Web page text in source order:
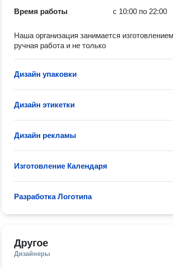
Время работы
с 10:00 по 22:00
Наша организация занимается
ручная работа и не только
Дизайн упаковки
Дизайн этикетки
Дизайн рекламы
Изготовление Календаря
Разработка Логотипа
Другое
Дизайнеры